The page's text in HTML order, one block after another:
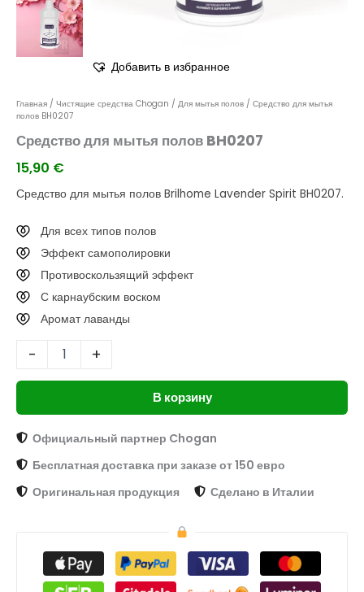
Добавить в избранное
Главная / Чистящие средства Chogan / Для мытья полов / Средство для мытья
полов BH0207
Средство для мытья полов BH0207
15,90 €
Средство для мытья полов Brilhome Lavender Spirit BH0207.
Для всех типов полов
Эффект самополировки
Противоскользящий эффект
С карнаубским воском
Аромат лаванды
- +
В корзину
Официальный партнер Chogan
Бесплатная доставка при заказе от 150 евро
Оригинальная продукция
Сделано в Италии